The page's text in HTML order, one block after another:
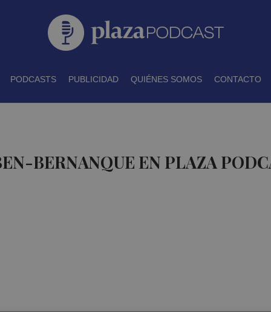
PODCASTS PUBLICIDAD QUIÉNES SOMOS CONTACTO
BERNANQUE EN PLAZA